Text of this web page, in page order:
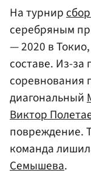
На турнир
серебряным
— 2020 в
составе. Из-
соревнования
диагональный
Виктор
повреждение.
команда
Семышева.